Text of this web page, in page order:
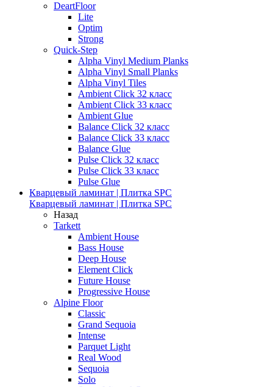
DeartFloor
Lite
Optim
Strong
Quick-Step
Alpha Vinyl Medium Planks
Alpha Vinyl Small Planks
Alpha Vinyl Tiles
Ambient Click 32 класс
Ambient Click 33 класс
Ambient Glue
Balance Click 32 класс
Balance Click 33 класс
Balance Glue
Pulse Click 32 класс
Pulse Click 33 класс
Pulse Glue
Кварцевый ламинат | Плитка SPC
Кварцевый ламинат | Плитка SPC
Назад
Tarkett
Ambient House
Bass House
Deep House
Element Click
Future House
Progressive House
Alpine Floor
Classic
Grand Sequoia
Intense
Parquet Light
Real Wood
Sequoia
Solo